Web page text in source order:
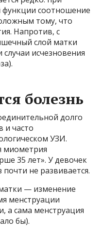
соотношение
тому, что
Напротив, с
слой матки
исчезновения
болезнь
долго
и часто
УЗИ.
миометрия
35 лет». У девочек
не развивается.
— изменение
менструации
а сама менструация
бы).